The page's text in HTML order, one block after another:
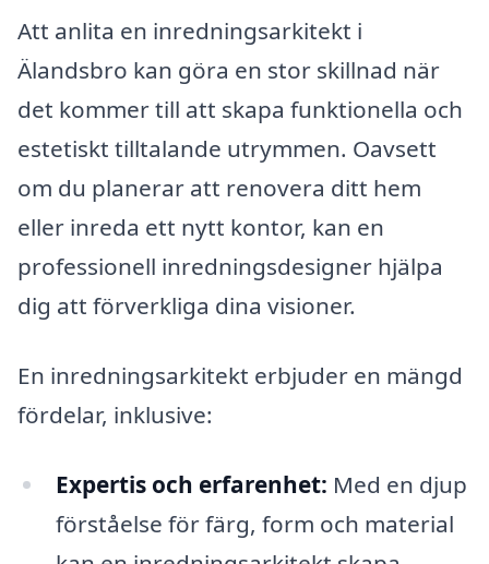
Att anlita en inredningsarkitekt i
Älandsbro kan göra en stor skillnad när
det kommer till att skapa funktionella och
estetiskt tilltalande utrymmen. Oavsett
om du planerar att renovera ditt hem
eller inreda ett nytt kontor, kan en
professionell inredningsdesigner hjälpa
dig att förverkliga dina visioner.
En inredningsarkitekt erbjuder en mängd
fördelar, inklusive:
Expertis och erfarenhet: Med en djup
förståelse för färg, form och material